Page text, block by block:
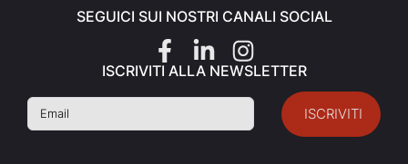
SEGUICI SUI NOSTRI CANALI SOCIAL
ISCRIVITI ALLA NEWSLETTER